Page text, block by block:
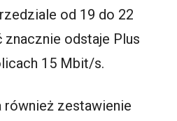
od 19 do 22
odstaje Plus
15 Mbit/s.
również zestawienie